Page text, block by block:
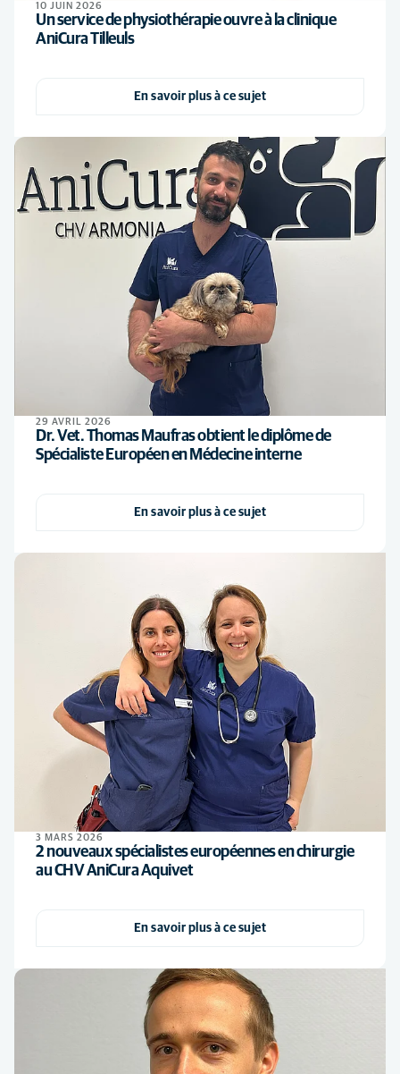
10 JUIN 2026
Un service de physiothérapie ouvre à la clinique
AniCura Tilleuls
En savoir plus à ce sujet
29 AVRIL 2026
Dr. Vet. Thomas Maufras obtient le diplôme de
Spécialiste Européen en Médecine interne
En savoir plus à ce sujet
3 MARS 2026
2 nouveaux spécialistes européennes en chirurgie
au CHV AniCura Aquivet
En savoir plus à ce sujet